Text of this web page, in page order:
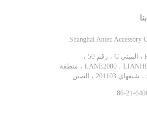
Shanghai Antec Accessory
RM203 ، المبنى C ، رقم 50 ،
LANE2080 ، LIANHUA RD ، منطقة
201103 ، الصين
86-21-